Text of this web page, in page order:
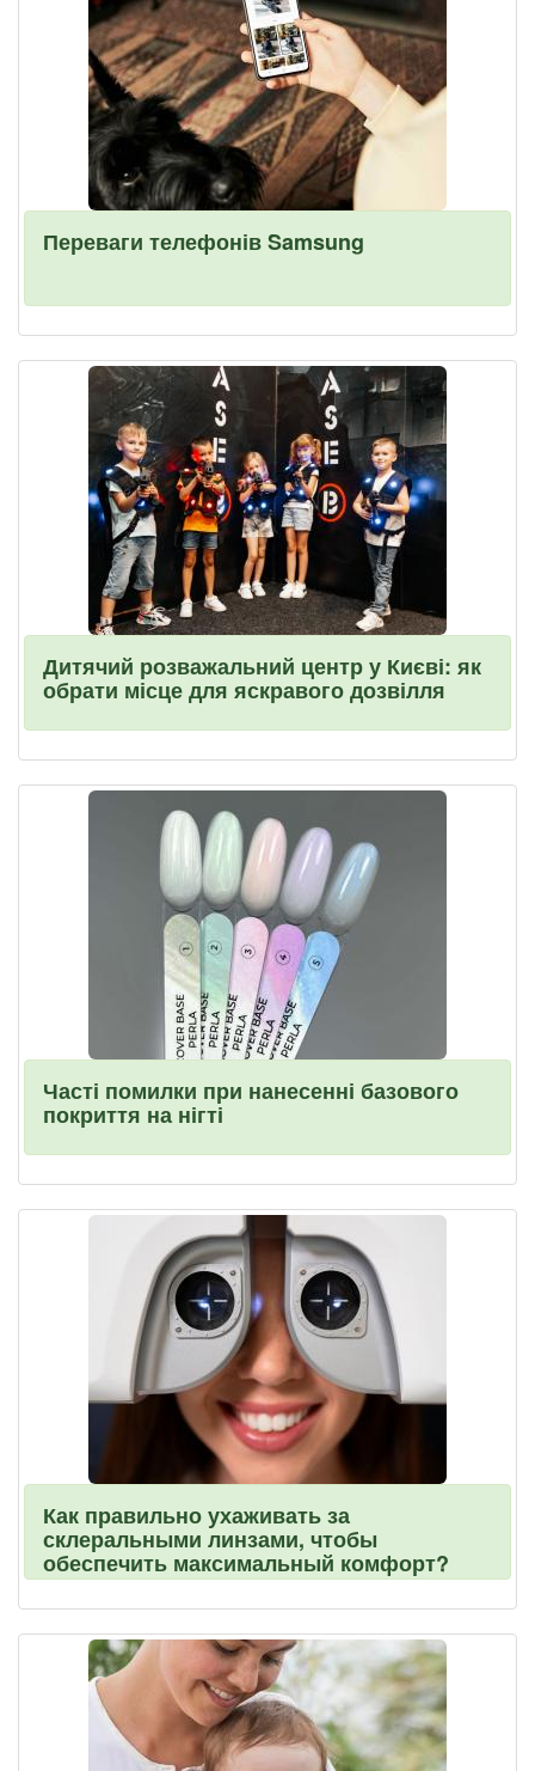
Переваги телефонів Samsung
Дитячий розважальний центр у Києві: як
обрати місце для яскравого дозвілля
Часті помилки при нанесенні базового
покриття на нігті
Как правильно ухаживать за
склеральными линзами, чтобы
обеспечить максимальный комфорт?